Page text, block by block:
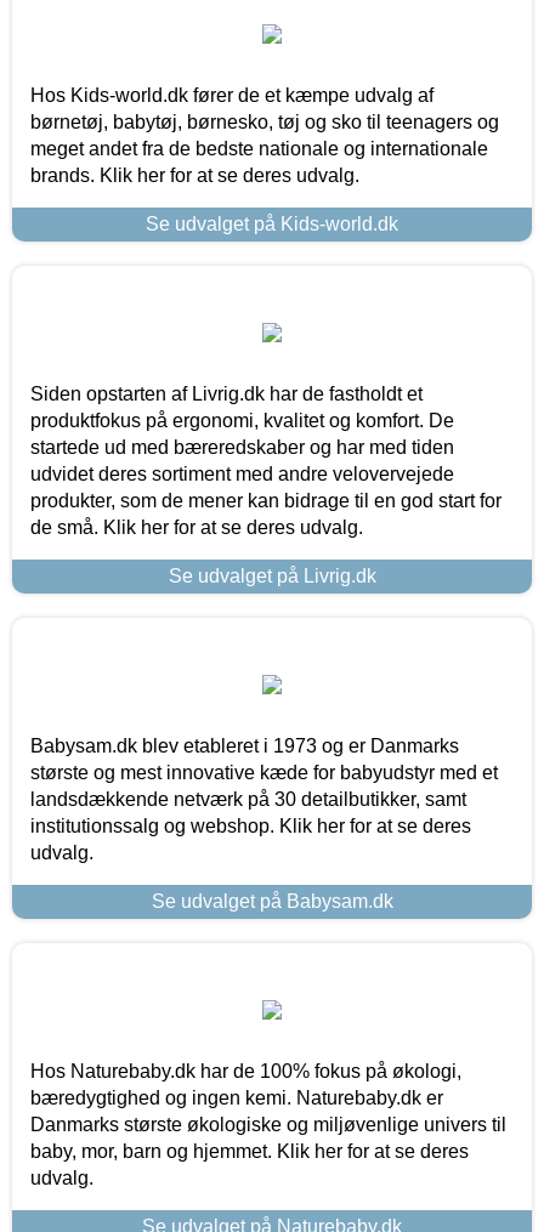
Hos Kids-world.dk fører de et kæmpe udvalg af
børnetøj, babytøj, børnesko, tøj og sko til teenagers og
meget andet fra de bedste nationale og internationale
brands. Klik her for at se deres udvalg.
Se udvalget på Kids-world.dk
Siden opstarten af Livrig.dk har de fastholdt et
produktfokus på ergonomi, kvalitet og komfort. De
startede ud med bæreredskaber og har med tiden
udvidet deres sortiment med andre velovervejede
produkter, som de mener kan bidrage til en god start for
de små. Klik her for at se deres udvalg.
Se udvalget på Livrig.dk
Babysam.dk blev etableret i 1973 og er Danmarks
største og mest innovative kæde for babyudstyr med et
landsdækkende netværk på 30 detailbutikker, samt
institutionssalg og webshop. Klik her for at se deres
udvalg.
Se udvalget på Babysam.dk
Hos Naturebaby.dk har de 100% fokus på økologi,
bæredygtighed og ingen kemi. Naturebaby.dk er
Danmarks største økologiske og miljøvenlige univers til
baby, mor, barn og hjemmet. Klik her for at se deres
udvalg.
Se udvalget på Naturebaby.dk